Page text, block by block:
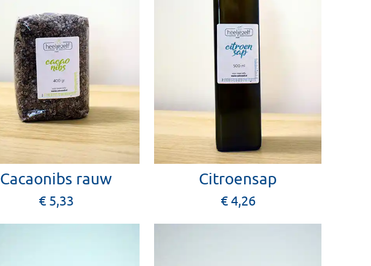
Cacaonibs rauw
€ 5,33
Citroensap
€ 4,26